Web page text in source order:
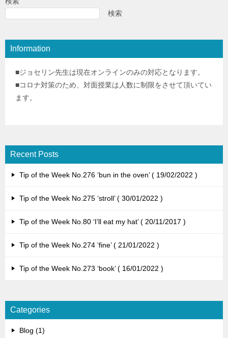
検索
Information
■ジョセリン先生は現在オンラインのみの対応となります。
■コロナ対策のため、対面授業は人数に制限をさせて頂いてい
ます。
Recent Posts
Tip of the Week No.276 ‘bun in the oven’ 19/02/2022
Tip of the Week No.275 ‘stroll’ 30/01/2022
Tip of the Week No.80 ‘I’ll eat my hat’ 20/11/2017
Tip of the Week No.274 ‘fine’ 21/01/2022
Tip of the Week No.273 ‘book’ 16/01/2022
Categories
Blog (1)